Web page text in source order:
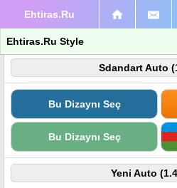
Ehtiras.Ru
Ehtiras.Ru Style
Sdandart Auto
Bu Dizaynı Seç
Bu Dizaynı Seç
Yeni Auto